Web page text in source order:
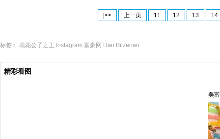
|<< 上一页 11 12 13 14
标签： 花花公子之王 Instagram 富豪网 Dan Bilzerian
精彩看图
美